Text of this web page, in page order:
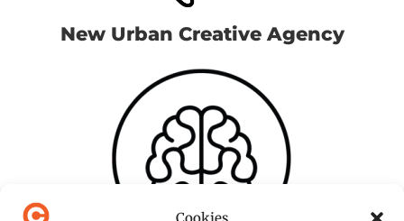
Cookies
New Urban Creative Agency